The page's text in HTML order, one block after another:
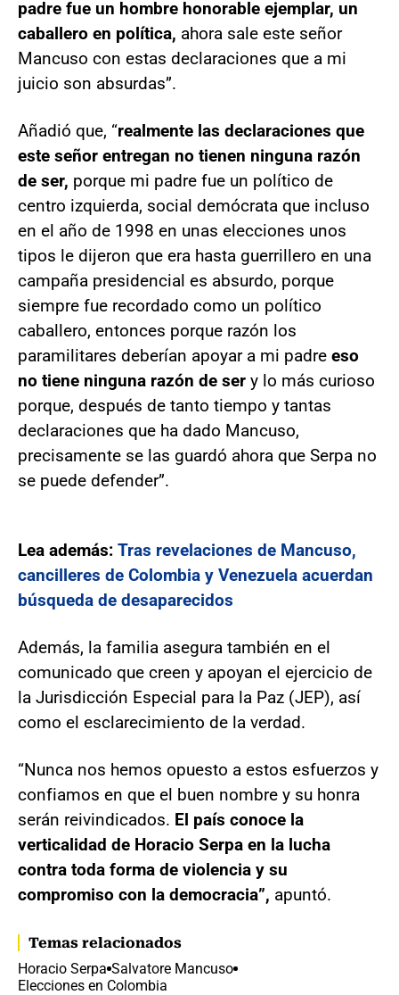
padre fue un hombre honorable ejemplar, un
caballero en política, ahora sale este señor
Mancuso con estas declaraciones que a mi
juicio son absurdas”.
Añadió que, “realmente las declaraciones que
este señor entregan no tienen ninguna razón
de ser, porque mi padre fue un político de
centro izquierda, social demócrata que incluso
en el año de 1998 en unas elecciones unos
tipos le dijeron que era hasta guerrillero en una
campaña presidencial es absurdo, porque
siempre fue recordado como un político
caballero, entonces porque razón los
paramilitares deberían apoyar a mi padre eso
no tiene ninguna razón de ser y lo más curioso
porque, después de tanto tiempo y tantas
declaraciones que ha dado Mancuso,
precisamente se las guardó ahora que Serpa no
se puede defender”.
Lea además: Tras revelaciones de Mancuso,
cancilleres de Colombia y Venezuela acuerdan
búsqueda de desaparecidos
Además, la familia asegura también en el
comunicado que creen y apoyan el ejercicio de
la Jurisdicción Especial para la Paz (JEP), así
como el esclarecimiento de la verdad.
“Nunca nos hemos opuesto a estos esfuerzos y
confiamos en que el buen nombre y su honra
serán reivindicados. El país conoce la
verticalidad de Horacio Serpa en la lucha
contra toda forma de violencia y su
compromiso con la democracia”, apuntó.
Temas relacionados
Horacio Serpa Salvatore Mancuso
Elecciones en Colombia